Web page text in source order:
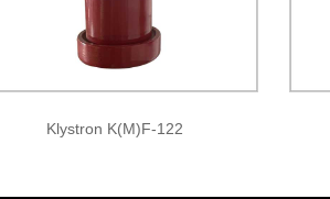
Klystron K(M)F-122